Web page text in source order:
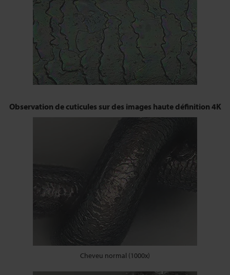
Observation de cuticules sur des images haute définition 4K
Cheveu normal (1000x)